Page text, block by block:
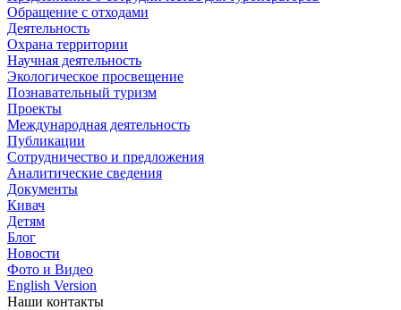
Обращение с отходами
Деятельность
Охрана территории
Научная деятельность
Экологическое просвещение
Познавательный туризм
Проекты
Международная деятельность
Публикации
Сотрудничество и предложения
Аналитические сведения
Документы
Кивач
Детям
Блог
Новости
Фото и Видео
English Version
Наши контакты